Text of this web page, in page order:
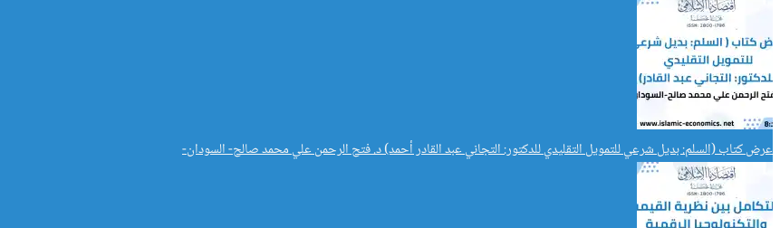
عرض كتاب (السلم: بديل شرعي للتمويل التقليدي للدكتور: التجاني عبد القادر أحمد) د. فتح الرحمن علي محمد صالح- السودان-